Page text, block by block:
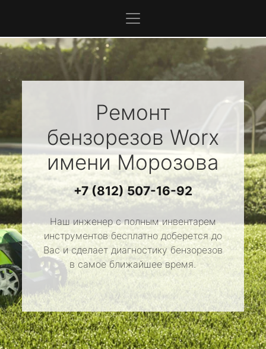
Ремонт
бензорезов Worx
имени Морозова
+7 (812) 507-16-92
Наш инженер с полным инвентарем
инструментов бесплатно доберется до
Вас и сделает диагностику бензорезов
в самое ближайшее время.